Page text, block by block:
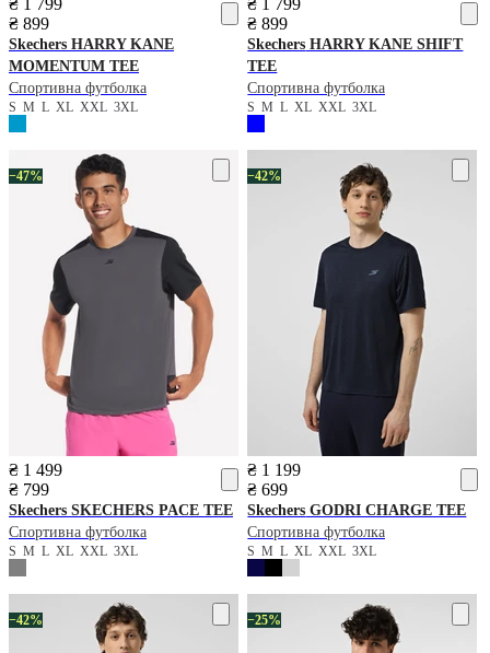
₴ 899
Skechers HARRY KANE
MOMENTUM TEE
Спортивна футболка
S M L XL XXL 3XL
₴ 899
Skechers HARRY KANE SHIFT
TEE
Спортивна футболка
SMLXLXXL3XL
−47%
₴ 1 499
₴ 799
Skechers SKECHERS PACE TEE
Спортивна футболка
S M L XL XXL 3XL
−42%
₴ 1 199
₴ 699
Skechers GODRI CHARGE TEE
Спортивна футболка
SMLXLXXL3XL
−42% −25%